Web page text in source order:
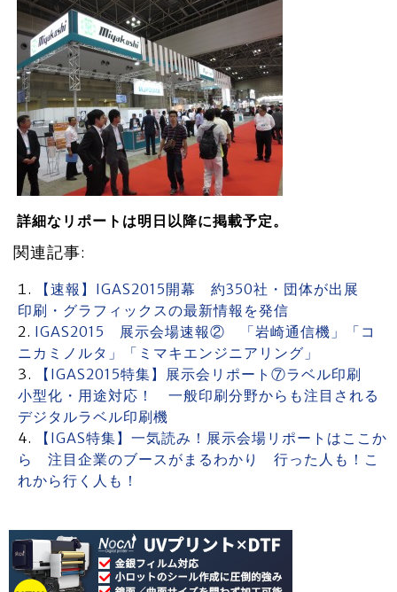
詳細なリポートは明日以降に掲載予定。
関連記事:
【速報】IGAS2015開幕 約350社・団体が出展
印刷・グラフィックスの最新情報を発信
IGAS2015 展示会場速報② 「岩崎通信機」「コ
ニカミノルタ」「ミマキエンジニアリング」
【IGAS2015特集】展示会リポート⑦ラベル印刷
小型化・用途対応！ 一般印刷分野からも注目される
デジタルラベル印刷機
【IGAS特集】一気読み！展示会場リポートはここか
ら 注目企業のブースがまるわかり 行った人も！こ
れから行く人も！